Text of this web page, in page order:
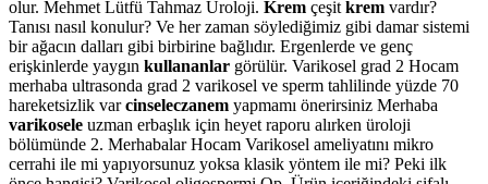
olur. Mehmet Lütfü Tahmaz Üroloji. Krem çeşit krem vardır?
Tanısı nasıl konulur? Ve her zaman söylediğimiz gibi damar sistemi
bir ağacın dalları gibi birbirine bağlıdır. Ergenlerde ve genç
erişkinlerde yaygın kullananlar görülür. Varikosel grad 2 Hocam
merhaba ultrasonda grad 2 varikosel ve sperm tahlilinde yüzde 70
hareketsizlik varcinseleczanem yapmamı önerirsiniz Merhaba
varikosele uzman erbaşlık için heyet raporu alırken üroloji
bölümünde 2. Merhabalar Hocam Varikosel ameliyatını mikro
cerrahi ile mi yapıyorsunuz yoksa klasik yöntem ile mi? Peki ilk